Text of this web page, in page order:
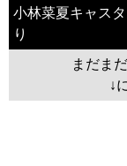
小林菜夏キャス
り
まだま
↓